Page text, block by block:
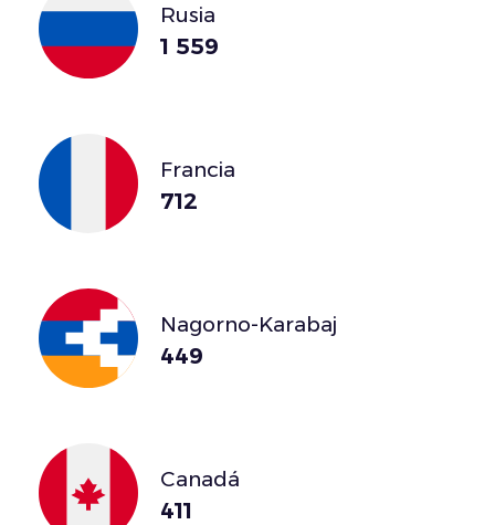
Rusia
1 559
Francia
712
Nagorno-Karabaj
449
Canadá
411